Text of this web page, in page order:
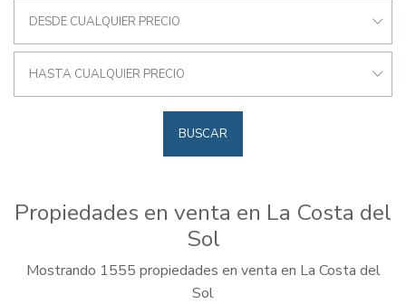
DESDE CUALQUIER PRECIO
HASTA CUALQUIER PRECIO
BUSCAR
Propiedades en venta en La Costa del
Sol
Mostrando 1555 propiedades en venta en La Costa del
Sol